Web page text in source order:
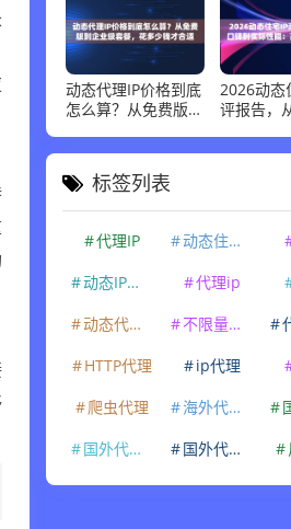
动态代理IP价格到底
怎么算？从免费版到
钱才合适
2026动态
评报告，
场景下谁
标签列表
代理IP 动态住宅IP
动态IP代理
代理ip
动态代理IP
不限量代理IP
HTTP代理
ip代理
爬虫代理
海外代理ip
国外代理IP
国外代理ip